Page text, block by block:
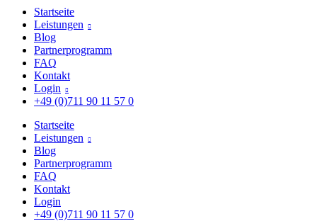
Startseite
Leistungen

Blog
Partnerprogramm
FAQ
Kontakt
Login

+49 (0)711 90 11 57 0
Startseite
Leistungen

Blog
Partnerprogramm
FAQ
Kontakt
Login
+49 (0)711 90 11 57 0